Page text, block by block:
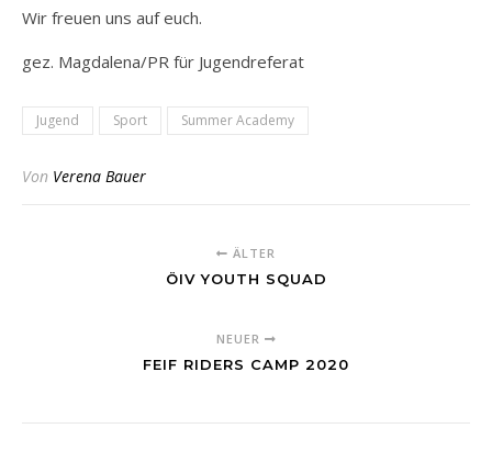
Wir freuen uns auf euch.
gez. Magdalena/PR für Jugendreferat
Jugend Sport Summer Academy
Von Verena Bauer
ÄLTER
ÖIV YOUTH SQUAD
NEUER
FEIF RIDERS CAMP 2020